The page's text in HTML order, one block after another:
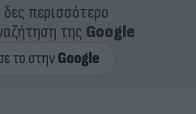
δες περισσότερο
της Google